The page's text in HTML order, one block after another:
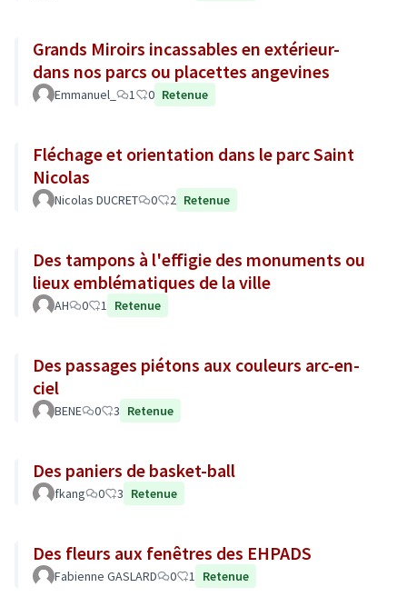
Grands Miroirs incassables en extérieur-
dans nos parcs ou placettes angevines
Emmanuel_ 1 0 Retenue
Fléchage et orientation dans le parc Saint
Nicolas
Nicolas DUCRET 0 2 Retenue
Des tampons à l'effigie des monuments ou
lieux emblématiques de la ville
AH 0 1 Retenue
Des passages piétons aux couleurs arc-en-
ciel
BENE 0 3 Retenue
Des paniers de basket-ball
fkang 0 3 Retenue
Des fleurs aux fenêtres des EHPADS
Fabienne GASLARD 0 1 Retenue